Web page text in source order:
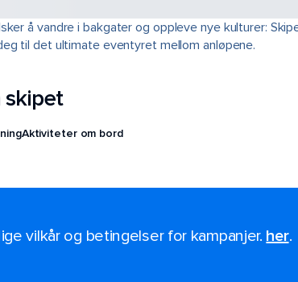
å vandre i bakgater og oppleve nye kulturer:
til det ultimate eventyret mellom anløpene.
skipet
Aktiviteter om bord
vilkår og betingelser for kampanjer. her.